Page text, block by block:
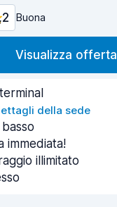
Buona
Visualizza offerta
della sede
immediata!
illimitato